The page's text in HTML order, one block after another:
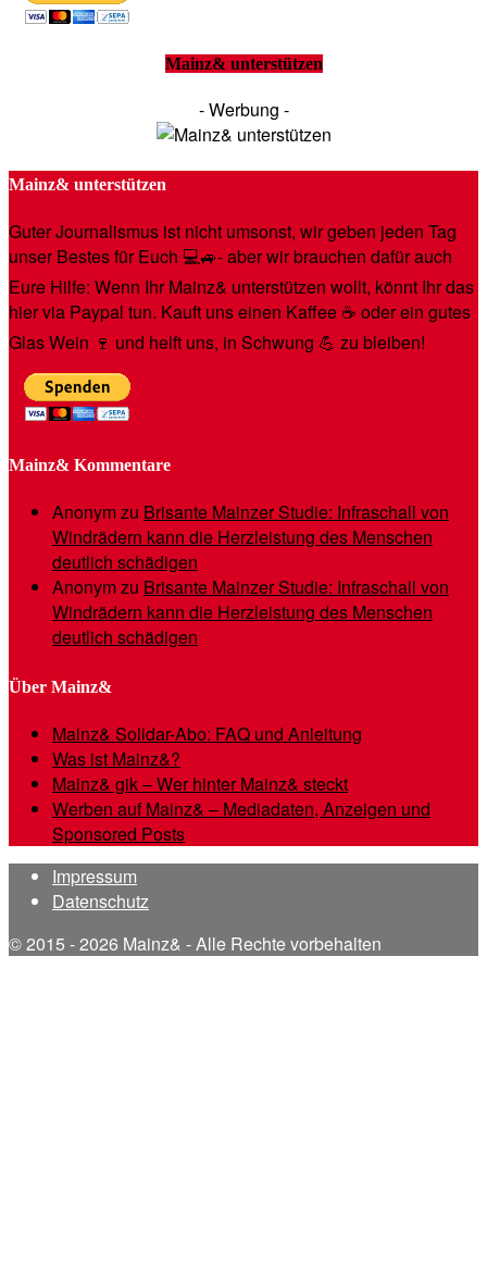
Mainz& unterstützen
- Werbung -
Mainz& unterstützen
Guter Journalismus ist nicht umsonst, wir geben jeden Tag
unser Bestes für Euch 💻🚙- aber wir brauchen dafür auch
Eure Hilfe: Wenn Ihr Mainz& unterstützen wollt, könnt Ihr das
hier via Paypal tun. Kauft uns einen Kaffee ☕️ oder ein gutes
Glas Wein 🍷 und helft uns, in Schwung 💪 zu bleiben!
Mainz& Kommentare
Anonymzu Brisante Mainzer Studie: Infraschall von
Windrädern kann die Herzleistung des Menschen
deutlich schädigen
Anonymzu Brisante Mainzer Studie: Infraschall von
Windrädern kann die Herzleistung des Menschen
deutlich schädigen
Über Mainz&
Mainz& Solidar-Abo: FAQ und Anleitung
Was ist Mainz&?
Mainz& gik – Wer hinter Mainz& steckt
Werben auf Mainz& – Mediadaten, Anzeigen und
Sponsored Posts
Impressum
Datenschutz
© 2015 - 2026 Mainz& - Alle Rechte vorbehalten